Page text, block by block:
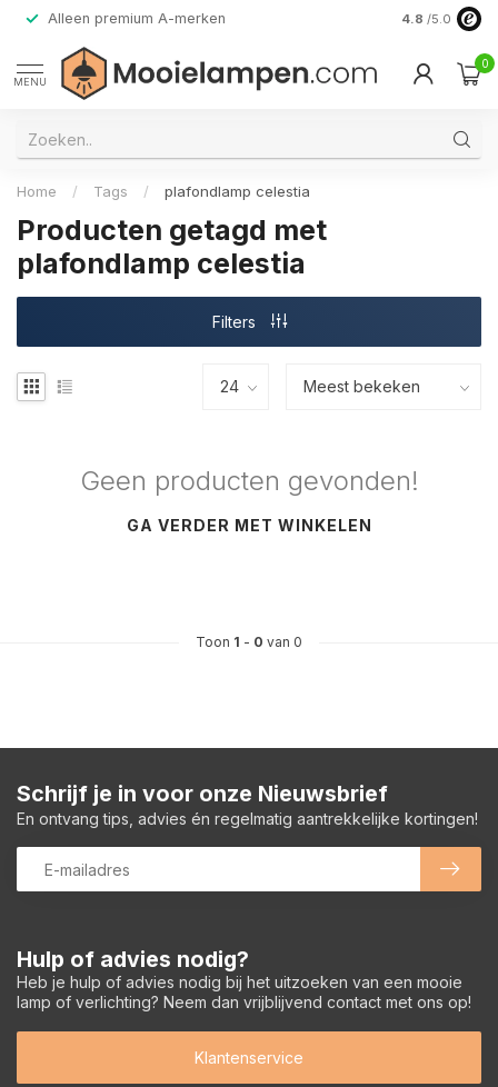
Alleen premium A-merken 4.8 /5.0
MENU
0
Home / Tags / plafondlamp celestia
Producten getagd met
plafondlamp celestia
Filters
Geen producten gevonden!
GA VERDER MET WINKELEN
Toon 1 - 0 van 0
Hulp of advies nodig?
Heb je hulp of advies nodig bij het uitzoeken van een mooie
lamp of verlichting? Neem dan vrijblijvend contact met ons op!
Klantenservice
Schrijf je in voor onze Nieuwsbrief
En ontvang tips, advies én regelmatig aantrekkelijke kortingen!